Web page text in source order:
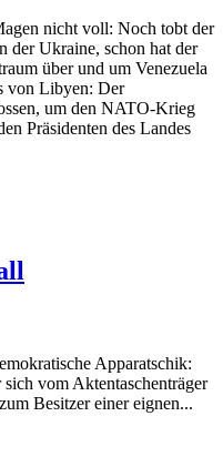
nicht voll: Noch tobt der
Ukraine, schon hat der
über und um Venezuela
von Libyen: Der
um den NATO-Krieg
Präsidenten des Landes
Apparatschik:
vom Aktentaschenträger
Besitzer einer eignen...